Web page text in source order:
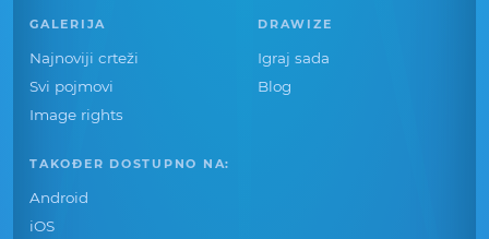
GALERIJA
Najnoviji crteži
Svi pojmovi
Image rights
DRAWIZE
Igraj sada
Blog
TAKOĐER DOSTUPNO NA:
Android
iOS